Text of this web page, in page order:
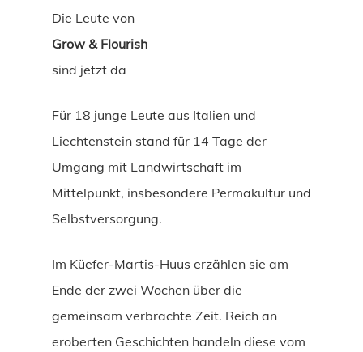
Die Leute von
Grow & Flourish
sind jetzt da
Für 18 junge Leute aus Italien und
Liechtenstein stand für 14 Tage der
Umgang mit Landwirtschaft im
Mittelpunkt, insbesondere Permakultur und
Selbstversorgung.
Im Küefer-Martis-Huus erzählen sie am
Ende der zwei Wochen über die
gemeinsam verbrachte Zeit. Reich an
eroberten Geschichten handeln diese vom